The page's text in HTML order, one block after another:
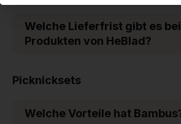
Welche Lieferfrist gibt es
Produkten von HeBlad?
Picknicksets
Welche Vorteile hat